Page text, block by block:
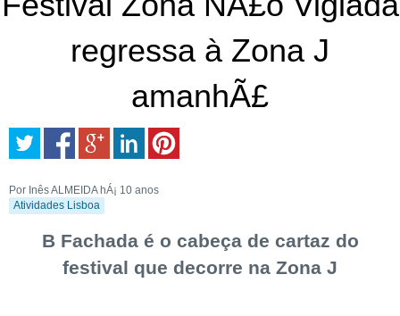
regressa à Zona J
amanhÃ£
Por Inês ALMEIDA hÁ¡ 10 anos
Atividades Lisboa
B Fachada é o cabeça de cartaz do
festival que decorre na Zona J